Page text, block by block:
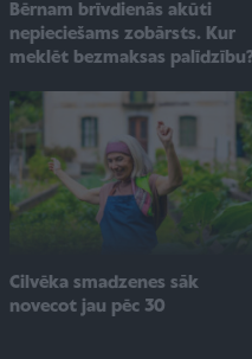
Bērnam brīvdienās akūti
nepieciešams zobārsts. Kur
meklēt bezmaksas
Cilvēka smadzenes sāk
novecot jau pēc 30